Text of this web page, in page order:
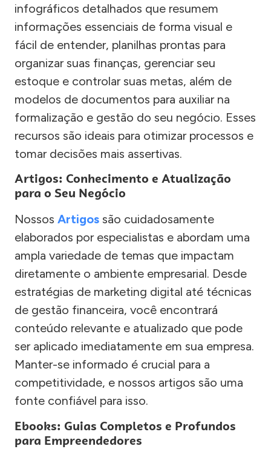
infográficos detalhados que resumem
informações essenciais de forma visual e
fácil de entender, planilhas prontas para
organizar suas finanças, gerenciar seu
estoque e controlar suas metas, além de
modelos de documentos para auxiliar na
formalização e gestão do seu negócio. Esses
recursos são ideais para otimizar processos e
tomar decisões mais assertivas.
Artigos: Conhecimento e Atualização
para o Seu Negócio
Nossos Artigos são cuidadosamente
elaborados por especialistas e abordam uma
ampla variedade de temas que impactam
diretamente o ambiente empresarial. Desde
estratégias de marketing digital até técnicas
de gestão financeira, você encontrará
conteúdo relevante e atualizado que pode
ser aplicado imediatamente em sua empresa.
Manter-se informado é crucial para a
competitividade, e nossos artigos são uma
fonte confiável para isso.
Ebooks: Guias Completos e Profundos
para Empreendedores